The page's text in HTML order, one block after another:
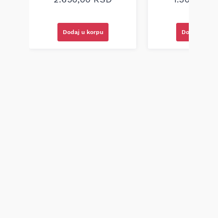
Dodaj u korpu Dodaj u